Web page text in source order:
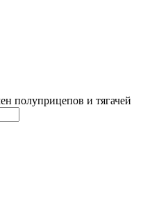
полуприцепов и тягачей